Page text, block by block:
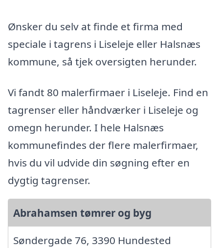
Ønsker du selv at finde et firma med
speciale i tagrens i Liseleje eller Halsnæs
kommune, så tjek oversigten herunder.
Vi fandt 80 malerfirmaer i Liseleje. Find en
tagrenser eller håndværker i Liseleje og
omegn herunder. I hele Halsnæs
kommunefindes der flere malerfirmaer,
hvis du vil udvide din søgning efter en
dygtig tagrenser.
Abrahamsen tømrer og byg
Søndergade 76, 3390 Hundested